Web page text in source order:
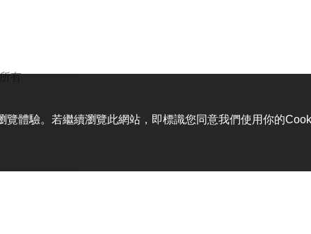
有
體驗。若繼續瀏覽此網站，即標識您同意我們使用你的